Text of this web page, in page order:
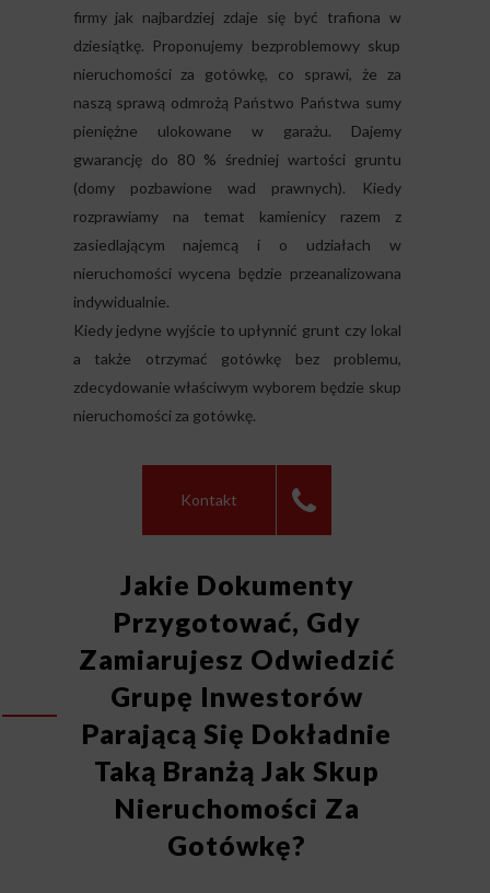
firmy jak najbardziej zdaje się być trafiona w
dziesiątkę. Proponujemy bezproblemowy skup
nieruchomości za gotówkę, co sprawi, że za
naszą sprawą odmrożą Państwo Państwa sumy
pieniężne ulokowane w garażu. Dajemy
gwarancję do 80 % średniej wartości gruntu
(domy pozbawione wad prawnych). Kiedy
rozprawiamy na temat kamienicy razem z
zasiedlającym najemcą i o udziałach w
nieruchomości wycena będzie przeanalizowana
indywidualnie.
Kiedy jedyne wyjście to upłynnić grunt czy lokal
a także otrzymać gotówkę bez problemu,
zdecydowanie właściwym wyborem będzie skup
nieruchomości za gotówkę.
Kontakt
Jakie Dokumenty
Przygotować, Gdy
Zamiarujesz Odwiedzić
Grupę Inwestorów
Parającą Się Dokładnie
Taką Branżą Jak Skup
Nieruchomości Za
Gotówkę?